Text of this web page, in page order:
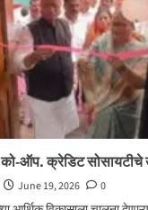
ऑप. क्रेडिट सोसायटीचे
June 19, 2026
0